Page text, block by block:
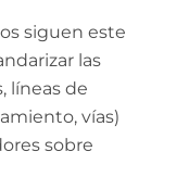
siguen este
las
líneas de
vías)
sobre